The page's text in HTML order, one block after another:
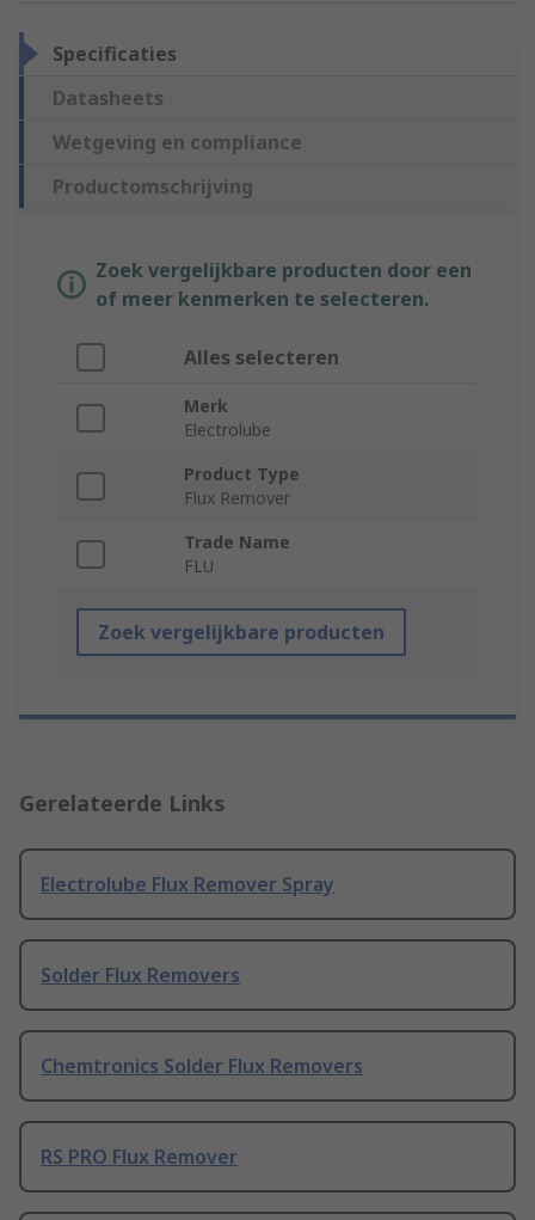
Specificaties
Datasheets
Wetgeving en compliance
Productomschrijving
Zoek vergelijkbare producten door een
of meer kenmerken te selecteren.
Alles selecteren
Merk
Electrolube
Product Type
Flux Remover
Trade Name
FLU
Zoek vergelijkbare producten
Gerelateerde Links
Electrolube Flux Remover Spray
Solder Flux Removers
Chemtronics Solder Flux Removers
RS PRO Flux Remover